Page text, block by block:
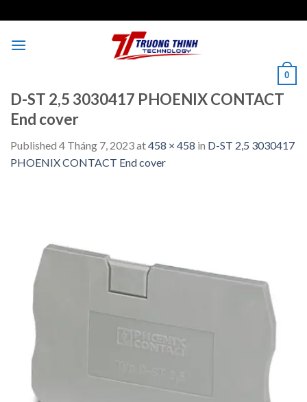
to
content
0
D-ST 2,5 3030417 PHOENIX CONTACT
End cover
Published 4 Tháng 7, 2023at458 × 458 in D-ST 2,5 3030417
PHOENIX CONTACT End cover